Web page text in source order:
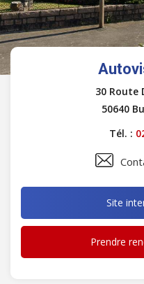
30 Route
50640
Tél. :
Site
Prendre